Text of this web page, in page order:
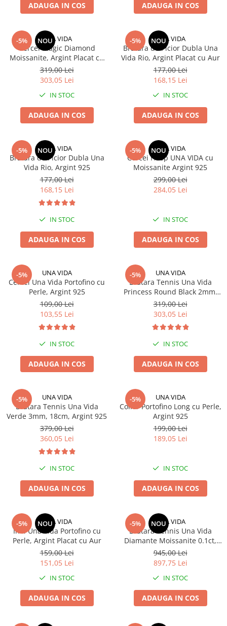
ADAUGA IN COS ADAUGA IN COS
-5% NOU
UNA VIDA
Cercei Magic Diamond
Moissanite, Argint Placat cu
Aur
319,00 Lei
303,05 Lei
IN STOC
ADAUGA IN COS
-5% NOU
UNA VIDA
Bratara de Picior Dubla Una
Vida Rio, Argint Placat cu Aur
177,00 Lei
168,15 Lei
IN STOC
ADAUGA IN COS
-5% NOU
UNA VIDA
Bratara de Picior Dubla Una
Vida Rio, Argint 925
177,00 Lei
168,15 Lei
IN STOC
ADAUGA IN COS
-5% NOU
UNA VIDA
Cercei Hoop UNA VIDA cu
Moissanite Argint 925
299,00 Lei
284,05 Lei
IN STOC
ADAUGA IN COS
-5% UNA VIDA
Cercei Una Vida Portofino cu
Perle, Argint 925
109,00 Lei
103,55 Lei
IN STOC
ADAUGA IN COS
-5% UNA VIDA
Bratara Tennis Una Vida
Princess Round Black 2mm,
Argint 925
319,00 Lei
303,05 Lei
IN STOC
ADAUGA IN COS
-5% UNA VIDA
Bratara Tennis Una Vida
Verde 3mm, 18cm, Argint 925
379,00 Lei
360,05 Lei
IN STOC
ADAUGA IN COS
-5% UNA VIDA
Colier Portofino Long cu Perle,
Argint 925
199,00 Lei
189,05 Lei
IN STOC
ADAUGA IN COS
-5% NOU
UNA VIDA
Inel Una Vida Portofino cu
Perle, Argint Placat cu Aur
159,00 Lei
151,05 Lei
IN STOC
ADAUGA IN COS
-5% NOU
UNA VIDA
Bratara Tennis Una Vida
Diamante Moissanite 0.1ct,
Masura 18 cm
945,00 Lei
897,75 Lei
IN STOC
ADAUGA IN COS